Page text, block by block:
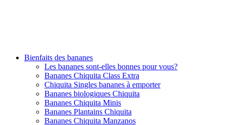
Bienfaits des bananes
Les bananes sont-elles bonnes pour vous?
Bananes Chiquita Class Extra
Chiquita Singles bananes à emporter
Bananes biologiques Chiquita
Bananes Chiquita Minis
Bananes Plantains Chiquita
Bananes Chiquita Manzanos